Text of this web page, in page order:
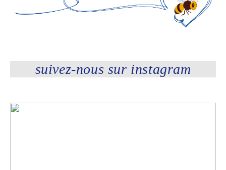
suivez-nous sur instagram